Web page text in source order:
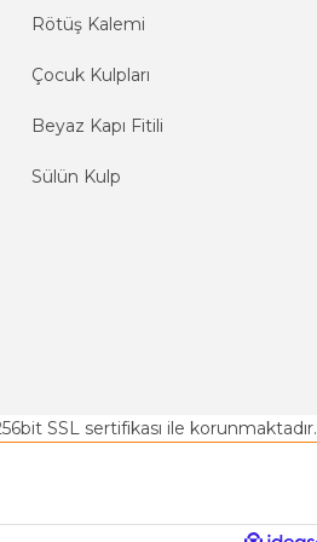
Rötüş Kalemi
Çocuk Kulpları
Beyaz Kapı Fitili
Sülün Kulp
SSL sertifikası ile korunmaktadır.